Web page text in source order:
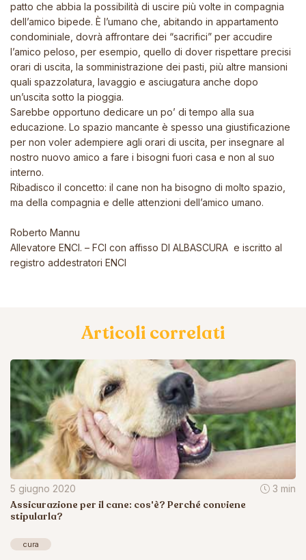
patto che abbia la possibilità di uscire più volte in compagnia
dell’amico bipede. Ѐ l’umano che, abitando in appartamento
condominiale, dovrà affrontare dei “sacrifici” per accudire
l’amico peloso, per esempio, quello di dover rispettare precisi
orari di uscita, la somministrazione dei pasti, più altre mansioni
quali spazzolatura, lavaggio e asciugatura anche dopo
un’uscita sotto la pioggia.
Sarebbe opportuno dedicare un po’ di tempo alla sua
educazione. Lo spazio mancante è spesso una giustificazione
per non voler adempiere agli orari di uscita, per insegnare al
nostro nuovo amico a fare i bisogni fuori casa e non al suo
interno.
Ribadisco il concetto: il cane non ha bisogno di molto spazio,
ma della compagnia e delle attenzioni dell’amico umano.
Roberto Mannu
Allevatore ENCI. – FCI con affisso DI ALBASCURA e iscritto al
registro addestratori ENCI
Articoli correlati
5 giugno 2020 3 min
Assicurazione per il cane: cos'è? Perché conviene
stipularla?
cura